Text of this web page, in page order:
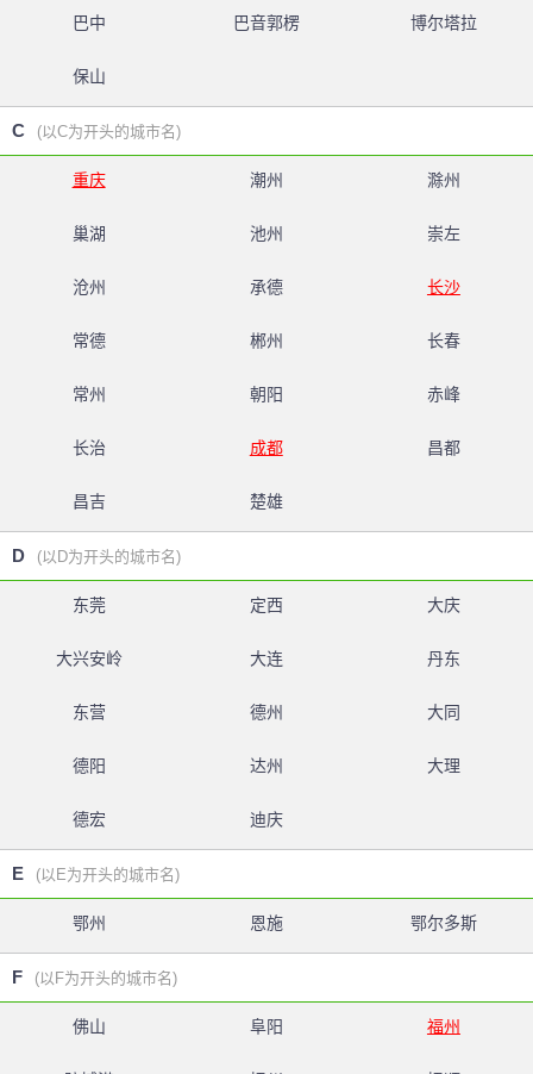
巴中 巴音郭楞 博尔塔拉
保山
C (以C为开头的城市名)
重庆 潮州 滁州
巢湖 池州 崇左
沧州 承德 长沙
常德 郴州 长春
常州 朝阳 赤峰
长治 成都 昌都
昌吉 楚雄
D (以D为开头的城市名)
东莞 定西 大庆
大兴安岭 大连 丹东
东营 德州 大同
德阳 达州 大理
德宏 迪庆
E (以E为开头的城市名)
鄂州 恩施 鄂尔多斯
F (以F为开头的城市名)
佛山 阜阳 福州